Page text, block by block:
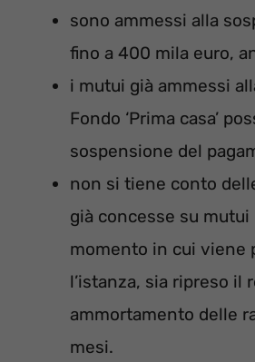
sono ammessi alla
fino a 400 mila euro,
i mutui già ammessi
Fondo ‘Prima casa’
sospensione del
non si tiene conto
già concesse su mutui
momento in cui viene
l’istanza, sia ripreso il
ammortamento delle
mesi.